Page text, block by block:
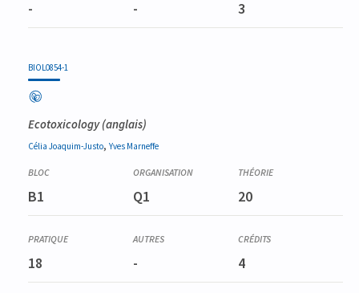
- - 3
BIOL0854-1
Ecotoxicology(anglais)
Célia Joaquim-Justo, Yves Marneffe
B1 Q1 20
18 - 4